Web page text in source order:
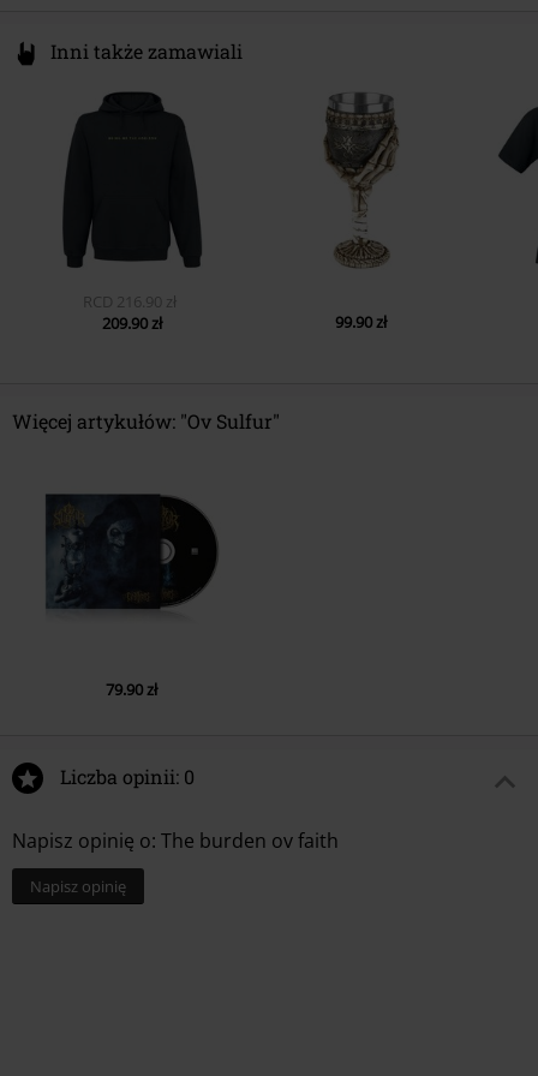
10.
The Burden Ov Faith
Inni także zamawiali
RCD 216.90 zł
209.90 zł
99.90 zł
Więcej artykułów: "Ov Sulfur"
79.90 zł
Liczba opinii: 0
Napisz opinię o: The burden ov faith
Napisz opinię